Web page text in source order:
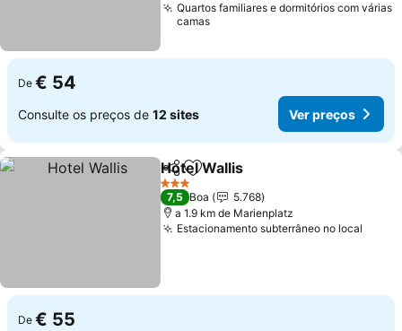
Quartos familiares e dormitórios com várias
camas
De € 54
Consulte os preços de 12 sites Ver preços
PartilharAdicionar aos favoritos
Hotel Wallis
3 Estrelas
7,5 Boa
5.768
a 1.9 km de Marienplatz
Estacionamento subterrâneo no local
De € 55